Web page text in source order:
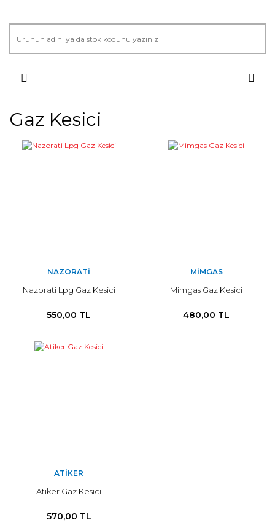
Gaz Kesici
NAZORATI
Nazorati Lpg Gaz Kesici
550,00 TL
MIMGAS
Mimgas Gaz Kesici
480,00 TL
ATIKER
Atiker Gaz Kesici
570,00 TL